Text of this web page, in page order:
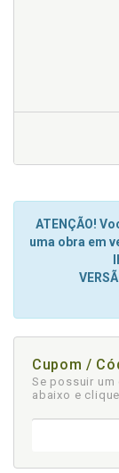
ATENÇÃO!
uma obra em
Cupom /
Se possuir
abaixo e